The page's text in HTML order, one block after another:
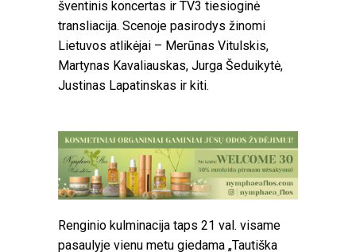
šventinis koncertas ir TV3 tiesioginė
transliacija. Scenoje pasirodys žinomi
Lietuvos atlikėjai – Merūnas Vitulskis,
Martynas Kavaliauskas, Jurga Šeduikytė,
Justinas Lapatinskas ir kiti.
Renginio kulminacija taps 21 val. visame
pasaulyje vienu metu giedama „Tautiška